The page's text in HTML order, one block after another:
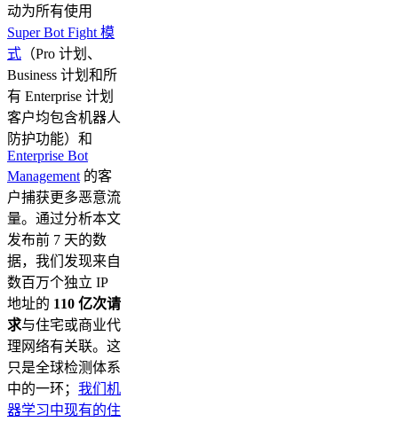
动为所有使用
Super Bot Fight 模
式 （Pro 计划、
Business 计划和所
有 Enterprise 计划
客户均包含机器人
防护功能）和
Enterprise Bot
Management 的客
户捕获更多恶意流
量。通过分析本文
发布前 7 天的数
据，我们发现来自
数百万个独立 IP
地址的 110 亿次请
求与住宅或商业代
理网络有关联。这
只是全球检测体系
中的一环； 我们机
器学习中现有的住